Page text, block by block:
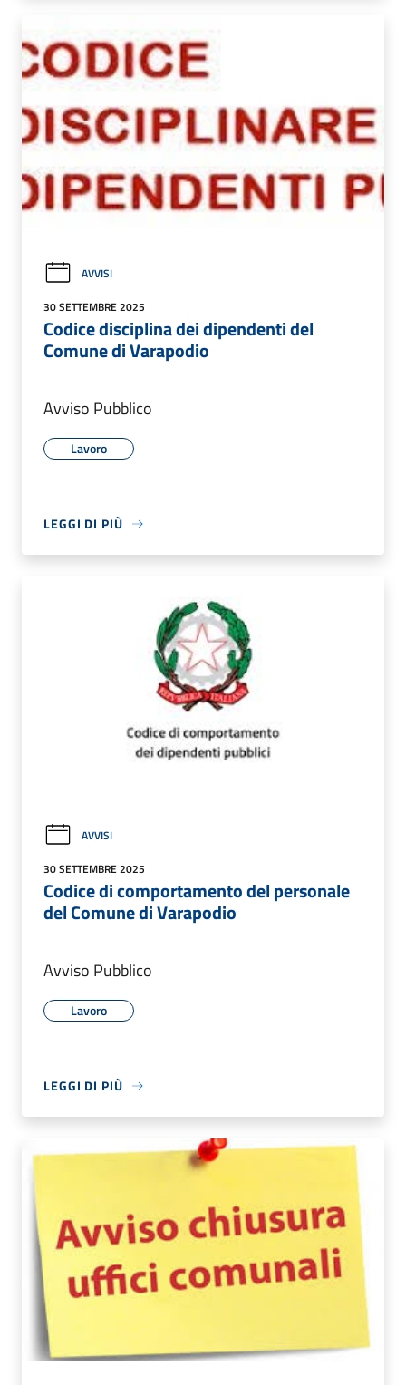
AVVISI
30 SETTEMBRE 2025
Codice disciplina dei dipendenti del
Comune di Varapodio
Avviso Pubblico
Lavoro
LEGGI DI PIÙ
AVVISI
30 SETTEMBRE 2025
Codice di comportamento del personale
del Comune di Varapodio
Avviso Pubblico
Lavoro
LEGGI DI PIÙ